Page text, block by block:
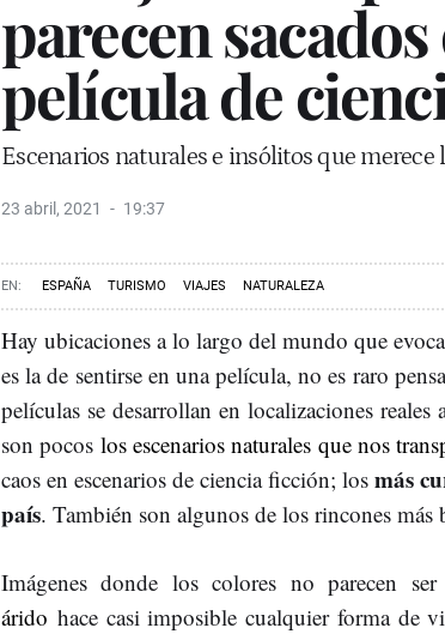
parecen
película de
Escenarios naturales e insólitos que
23 abril, 2021 19:37
ESPAÑA TURISMO VIAJES NATURALEZA
Hay ubicaciones a lo largo del mundo que
es la de sentirse en una película, no es raro
películas se desarrollan en localizaciones
son pocos los escenarios naturales que nos
caos en escenarios de ciencia ficción; losmás
país. También son algunos de los rincones más
Imágenes donde los colores no parecen
árido hace casi imposible cualquier forma de